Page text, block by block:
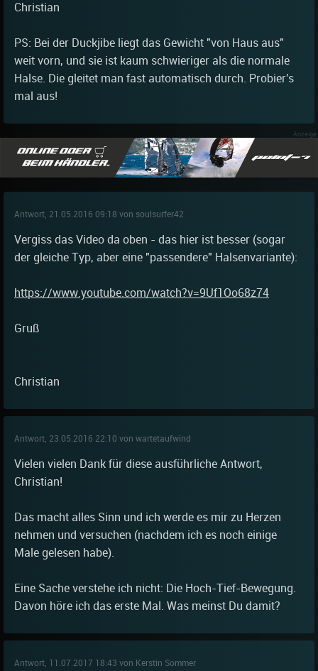
Christian
PS: Bei der Duckjibe liegt das Gewicht "von Haus aus"
weit vorn, und sie ist kaum schwieriger als die normale
Halse. Die gleitet man fast automatisch durch. Probier's
mal aus!
Antwort, 21.05.2016 09:18 von soulsurfer42
Vergiss das Video da oben - das hier ist besser (sogar
der gleiche Typ, aber eine "passendere" Halsenvariante):
https://www.youtube.com/watch?v=9Uf1Oo68z74
Gruß
Christian
Antwort, 23.05.2016 22:10 von wartetaufwind
Vielen vielen Dank für diese ausführliche Antwort,
Christian!
Das macht alles Sinn und ich werde es mir zu Herzen
nehmen und versuchen (nachdem ich es noch einige
Male gelesen habe).
Eine Sache verstehe ich nicht: Die Hoch-Tief-Bewegung.
Davon höre ich das erste Mal. Was meinst Du damit?
Antwort, 11.07.2017 18:43 von Kerstin Sommer